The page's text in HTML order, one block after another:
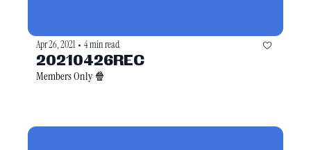
Apr 26, 2021 • 4 min read
20210426REC
Members Only 🍿